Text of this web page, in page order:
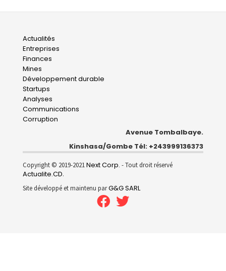
Main
navigation
Actualités
Entreprises
Finances
Mines
Développement durable
Startups
Analyses
Communications
Corruption
Avenue Tombalbaye.
Kinshasa/Gombe Tél: +243999136373
Copyright © 2019-2021Next Corp. - Tout droit réservé
Actualite.CD.
Site développé et maintenu parG&G SARL